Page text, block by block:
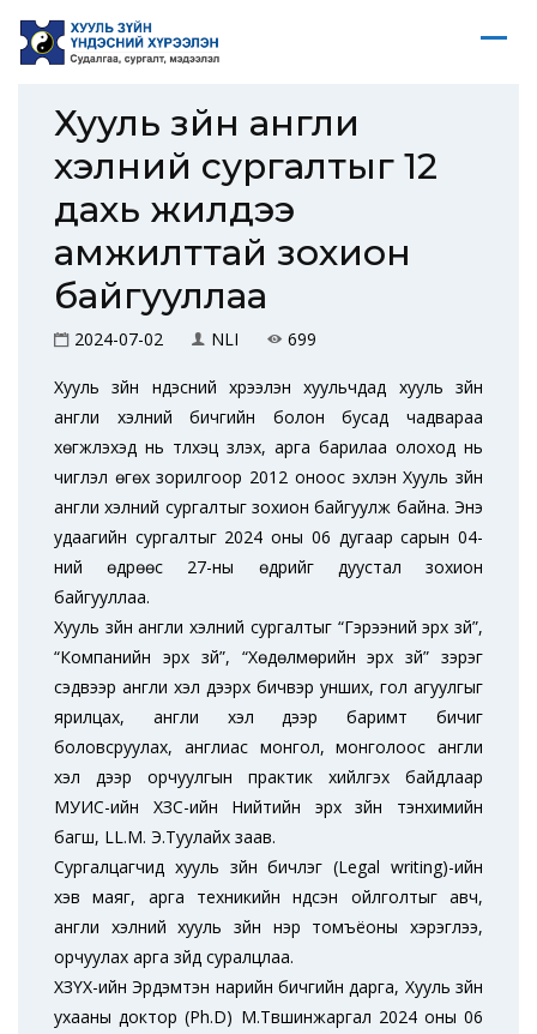
Хууль зүйн англи
хэлний сургалтыг 12
дахь жилдээ
амжилттай зохион
байгууллаа
2024-07-02 NLI 699
Хууль зүйн үндэсний хүрээлэн хуульчдад хууль зүйн
англи хэлний бичгийн болон бусад чадвараа
хөгжүүлэхэд нь түлхэц үзүүлэх, арга барилаа олоход нь
чиглэл өгөх зорилгоор 2012 оноос эхлэн Хууль зүйн
англи хэлний сургалтыг зохион байгуулж байна. Энэ
удаагийн сургалтыг 2024 оны 06 дугаар сарын 04-
ний өдрөөс 27-ны өдрийг дуустал зохион
байгууллаа.
Хууль зүйн англи хэлний сургалтыг “Гэрээний эрх зүй”,
“Компанийн эрх зүй”, “Хөдөлмөрийн эрх зүй” зэрэг
сэдвээр англи хэл дээрх бичвэр унших, гол агуулгыг
ярилцах, англи хэл дээр баримт бичиг
боловсруулах, англиас монгол, монголоос англи
хэл дээр орчуулгын практик хийлгэх байдлаар
МУИС-ийн ХЗС-ийн Нийтийн эрх зүйн тэнхимийн
багш, LL.M. Э.Туулайхүү заав.
Сургалцагчид хууль зүйн бичлэг (Legal writing)-ийн
хэв маяг, арга техникийн үндсэн ойлголтыг авч,
англи хэлний хууль зүйн нэр томъёоны хэрэглээ,
орчуулах арга зүйд суралцлаа.
ХЗҮХ-ийн Эрдэмтэн нарийн бичгийн дарга, Хууль зүйн
ухааны доктор (Ph.D) М.Түвшинжаргал 2024 оны 06